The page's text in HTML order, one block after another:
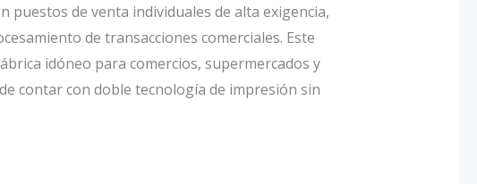
puestos de venta individuales de alta exigencia,
de transacciones comerciales. Este
idóneo para comercios, supermercados y
contar con doble tecnología de impresión sin